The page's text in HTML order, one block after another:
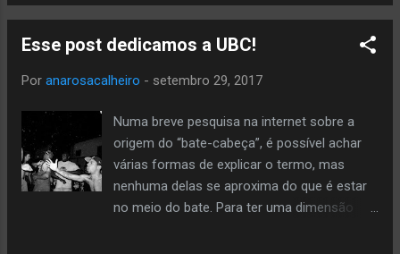
Cultural Cecília - reduto central da cena de
também com discotecagem dos deejays da
Drop D' Bone e shows de LARINU (lançando
ChinV realizando pocket show. O projeto
Rap Clandestino tem como objetivo
apresentar consagrados e novos artistas da
cultura Hip Hop apresentando seus
trabalhos mais recentes. :: LINE-UP Nill
Esse post dedicamos a UBC!
Por anarosacalheiro - setembro 29, 2017
Numa breve pesquisa na internet sobre a
origem do “bate-cabeça”, é possível achar
várias formas de explicar o termo, mas
nenhuma delas se aproxima do que é estar
no meio do bate. Para ter uma dimensão